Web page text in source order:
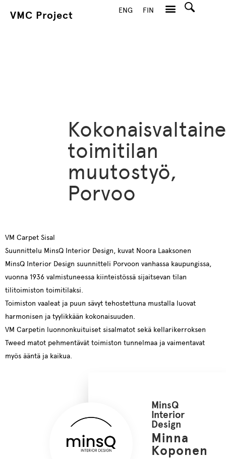
VMC Project ENG FIN
toimitilan
muutostyö,
Porvoo
VM Carpet Sisal
Suunnittelu MinsQ Interior Design, kuvat Noora Laaksonen
MinsQ Interior Design suunnitteli Porvoon vanhassa kaupungissa,
vuonna 1936 valmistuneessa kiinteistössä sijaitsevan tilan
tilitoimiston toimitilaksi.
Toimiston vaaleat ja puun sävyt tehostettuna mustalla luovat
harmonisen ja tyylikkään kokonaisuuden.
VM Carpetin luonnonkuituiset sisalmatot sekä kellarikerroksen
Tweed matot pehmentävät toimiston tunnelmaa ja vaimentavat
myös ääntä ja kaikua.
MinsQ
Interior
Design
Minna
Koponen